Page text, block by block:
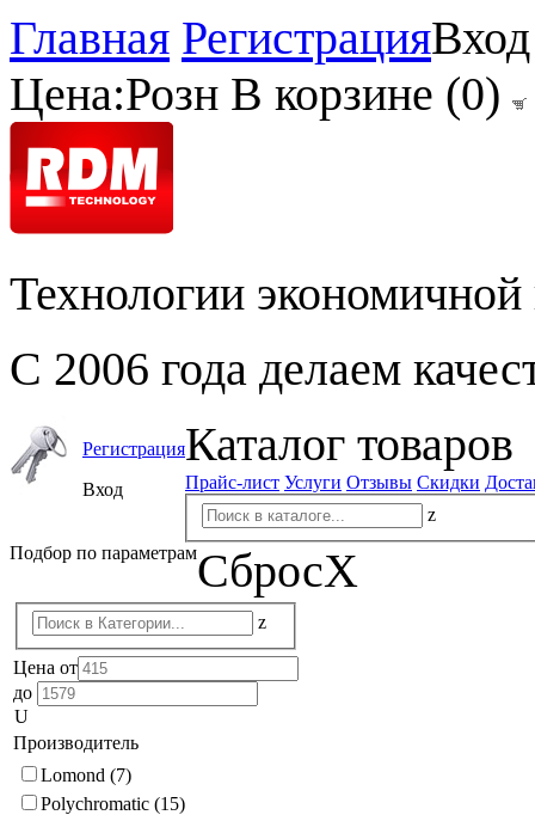
Главная РегистрацияВход
Цена:Розн В корзине (0)
Технологии экономичной
С 2006 года делаем
Регистрация
Вход
Каталог товаров
Прайс-лист Услуги Отзывы Скидки
z
Подбор по параметрамСбросX
z
Цена от
до
U
Производитель
Lomond (7)
Polychromatic (15)